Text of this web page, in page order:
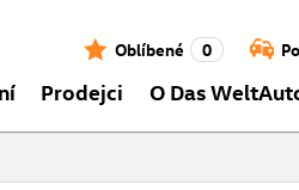
Oblíbené 0
Prodejci O Das